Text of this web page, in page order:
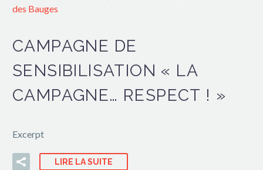
des Bauges
CAMPAGNE DE
SENSIBILISATION « LA
CAMPAGNE… RESPECT ! »
Excerpt
LIRE LA SUITE